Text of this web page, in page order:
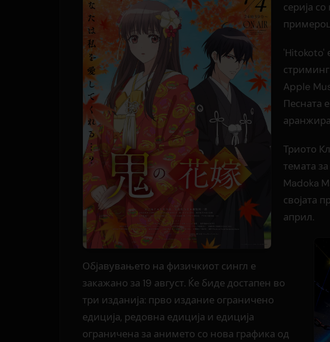
серија
'Hitokoto'
Apple
Песната
Триото
темата
Madoka
својата
април.
Објавувањето на физичкиот сингл е
закажано за 19 август. Ќе биде достапен во
три изданија: прво издание ограничено
едиција, редовна едиција и едиција
ограничена за анимето со нова графика од